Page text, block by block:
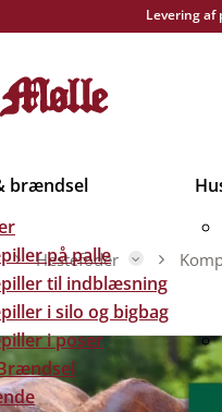
Levering af
brændsel
på palle
til indblæsning
i silo og bigbag
i poser
Hestefoder